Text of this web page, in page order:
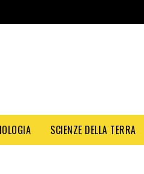
SCIENZE DELLA TERRA